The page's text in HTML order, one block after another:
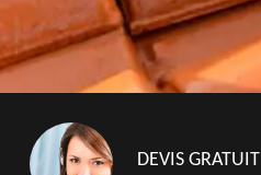
DEVIS GRATUIT